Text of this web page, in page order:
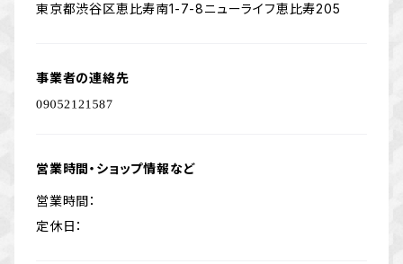
東京都渋谷区恵比寿南1-7-8ニューライフ恵比寿205
事業者の連絡先
営業時間・ショップ情報など
営業時間：
定休日：